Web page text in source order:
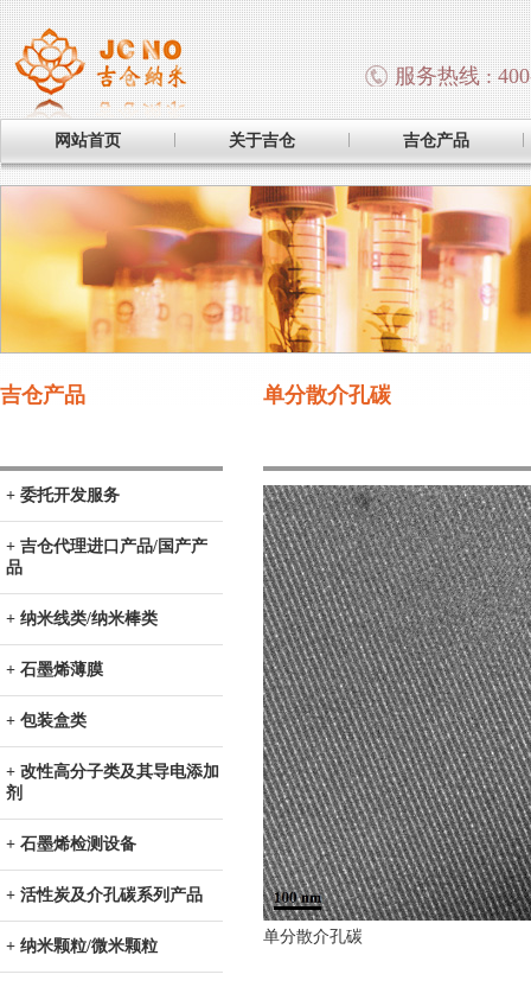
服务热线 :
网站首页 关于吉仓 吉仓产品
吉仓产品
+ 委托开发服务
+ 吉仓代理进口产品/国产产
品
+ 纳米线类/纳米棒类
+ 石墨烯薄膜
+ 包装盒类
+ 改性高分子类及其导电添加
剂
+ 石墨烯检测设备
+ 活性炭及介孔碳系列产品
+ 纳米颗粒/微米颗粒
单分散介孔碳
单分散介孔碳